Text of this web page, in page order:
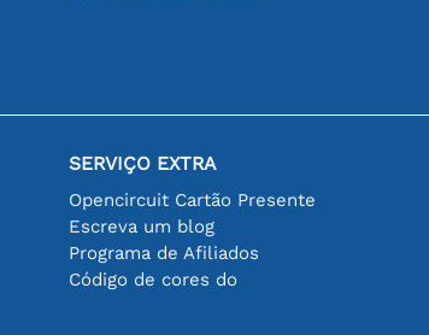
SERVIÇO EXTRA
Opencircuit Cartão Presente
Escreva um blog
Programa de Afiliados
Código de cores do